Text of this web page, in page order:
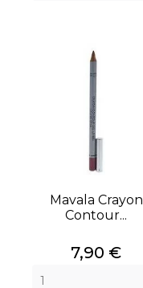
Mavala Crayon
Contour...
Prix
7,90 €